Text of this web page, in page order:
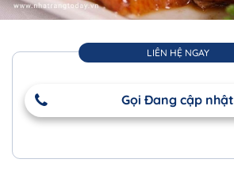
LIÊN HỆ NGAY
Gọi Đang cập nhật